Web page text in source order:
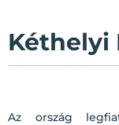
Kéthelyi
Az ország